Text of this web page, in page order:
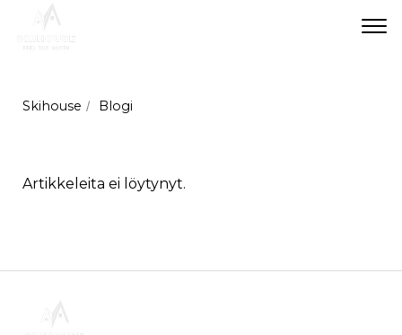
Skihouse Blogi
Artikkeleita ei löytynyt.